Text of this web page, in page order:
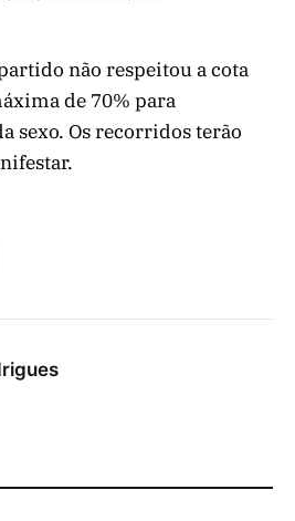
não respeitou a cota
de 70% para
sexo. Os recorridos terão